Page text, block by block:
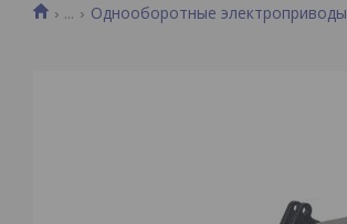
... Однооборотные электроприводы